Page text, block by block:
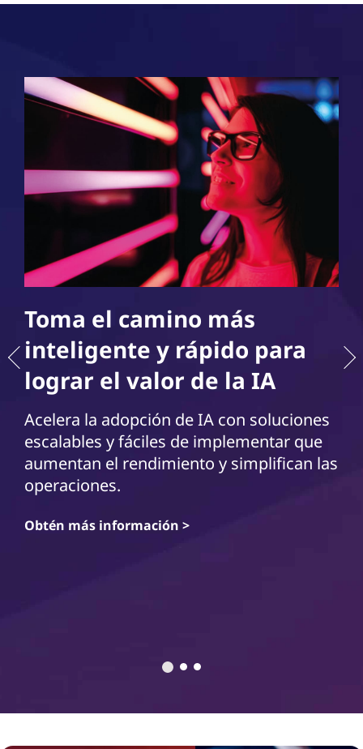
Toma el camino más
inteligente y rápido para
lograr el valor de la IA
Acelera la adopción de IA con soluciones
escalables y fáciles de implementar que
aumentan el rendimiento y simplifican las
operaciones.
Obtén más información >